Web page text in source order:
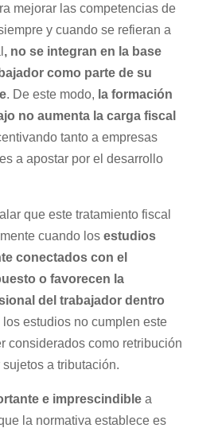
mejorar las competencias de
y cuando se refieran a
, no se integran en la base
como parte de su
. De este modo, la formación
no aumenta la carga fiscal
tanto a empresas
a apostar por el desarrollo
que este tratamiento fiscal
cuando los estudios
conectados con el
o favorecen la
del trabajador dentro
estudios no cumplen este
considerados como retribución
a tributación.
e imprescindiblea
la normativa establece es